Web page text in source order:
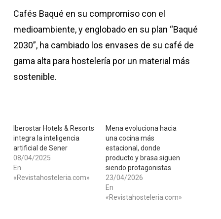
Cafés Baqué en su compromiso con el
medioambiente, y englobado en su plan “Baqué
2030”, ha cambiado los envases de su café de
gama alta para hostelería por un material más
sostenible.
Iberostar Hotels & Resorts
integra la inteligencia
artificial de Sener
08/04/2025
En
«Revistahosteleria.com»
Mena evoluciona hacia
una cocina más
estacional, donde
producto y brasa siguen
siendo protagonistas
23/04/2026
En
«Revistahosteleria.com»